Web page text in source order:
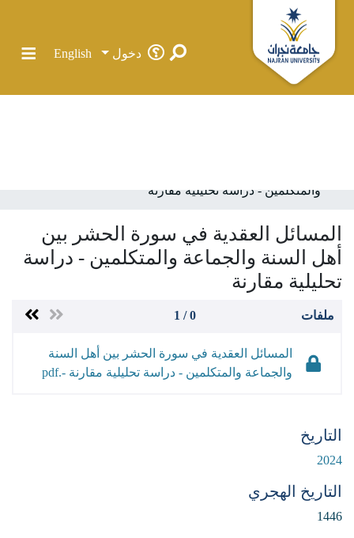
دخول English
الإحصائيات
كل دي سبيس
والمتكلمين - دراسة تحليلية مقارنة
المسائل العقدية في سورة الحشر بين
أهل السنة والجماعة والمتكلمين - دراسة
تحليلية مقارنة
ملفات 0 / 1
المسائل العقدية في سورة الحشر بين أهل السنة
والجماعة والمتكلمين - دراسة تحليلية مقارنة -.pdf
التاريخ
2024
التاريخ الهجري
1446